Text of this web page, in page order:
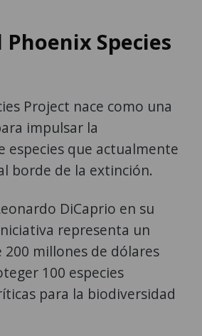
Phoenix Species
Project nace como una
impulsar la
especies que actualmente
borde de la extinción.
DiCaprio en su
representa un
millones de dólares
100 especies
para la biodiversidad